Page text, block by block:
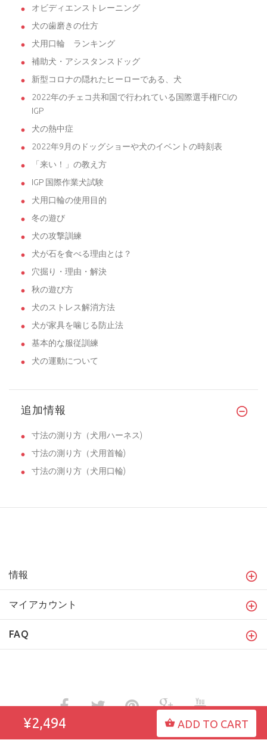
¥2,494 ADD TO CART
オビディエンストレーニング
犬の歯磨きの仕方
犬用口輪 ランキング
補助犬・アシスタンスドッグ
新型コロナの隠れたヒーローである、犬
2022年のチェコ共和国で行われている国際選手権FCIの
IGP
犬の熱中症
2022年9月のドッグショーや犬のイベントの時刻表
「来い！」の教え方
IGP 国際作業犬試験
犬用口輪の使用目的
冬の遊び
犬の攻撃訓練
犬が石を食べる理由とは？
穴掘り・理由・解決
秋の遊び方
犬のストレス解消方法
犬が家具を噛じる防止法
基本的な服従訓練
犬の運動について
追加情報
寸法の測り方（犬用ハーネス)
寸法の測り方（犬用首輪)
寸法の測り方（犬用口輪)
情報
マイアカウント
FAQ